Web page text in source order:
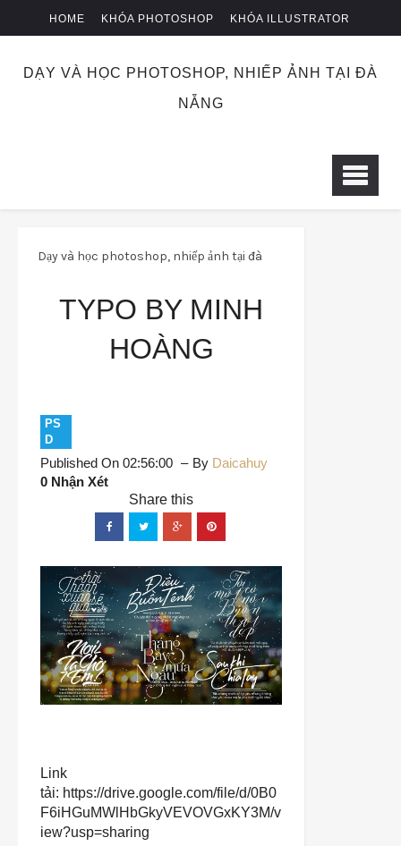
HOME KHÓA PHOTOSHOP KHÓA ILLUSTRATOR
DẠY VÀ HỌC PHOTOSHOP, NHIẾP ẢNH TẠI ĐÀ
NẴNG
Dạy và học photoshop, nhiếp ảnh tại đà
psd Typo by Minh Hoàng
TYPO BY MINH
HOÀNG
PS
D
Published On 02:56:00 By Daicahuy
0 Nhận Xét
Link
tải: https://drive.google.com/file/d/0B0
F6iHGuMWlHbGkyVEVOVGxKY3M/v
iew?usp=sharing